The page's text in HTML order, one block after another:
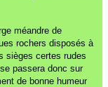
méandre de
rochers disposés à
sièges certes rudes
passera donc sur
de bonne humeur